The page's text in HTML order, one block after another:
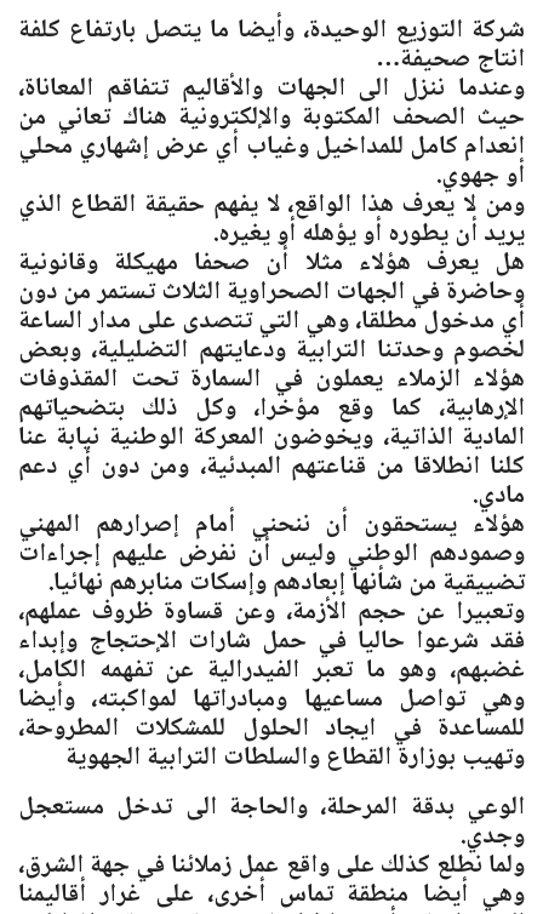
شركة التوزيع الوحيدة، وأيضا ما يتصل بارتفاع كلفة
انتاج صحيفة…
وعندما ننزل الى الجهات والأقاليم تتفاقم المعاناة،
حيث الصحف المكتوبة والإلكترونية هناك تعاني من
انعدام كامل للمداخيل وغياب أي عرض إشهاري محلي
أو جهوي.
ومن لا يعرف هذا الواقع، لا يفهم حقيقة القطاع الذي
يريد أن يطوره أو يؤهله أو يغيره.
هل يعرف هؤلاء مثلا أن صحفا مهيكلة وقانونية
وحاضرة في الجهات الصحراوية الثلاث تستمر من دون
أي مدخول مطلقا، وهي التي تتصدى على مدار الساعة
لخصوم وحدتنا الترابية ودعايتهم التضليلية، وبعض
هؤلاء الزملاء يعملون في السمارة تحت المقذوفات
الإرهابية، كما وقع مؤخرا، وكل ذلك بتضحياتهم
المادية الذاتية، ويخوضون المعركة الوطنية نيابة عنا
كلنا انطلاقا من قناعتهم المبدئية، ومن دون أي دعم
مادي.
هؤلاء يستحقون أن ننحني أمام إصرارهم المهني
وصمودهم الوطني وليس أن نفرض عليهم إجراءات
تضييقية من شأنها إبعادهم وإسكات منابرهم نهائيا.
وتعبيرا عن حجم الأزمة، وعن قساوة ظروف عملهم،
فقد شرعوا حاليا في حمل شارات الإحتجاج وإبداء
غضبهم، وهو ما تعبر الفيدرالية عن تفهمه الكامل،
وهي تواصل مساعيها ومبادراتها لمواكبته، وأيضا
للمساعدة في ايجاد الحلول للمشكلات المطروحة،
وتهيب بوزارة القطاع والسلطات الترابية الجهوية
الوعي بدقة المرحلة، والحاجة الى تدخل مستعجل
وجدي.
ولما نطلع كذلك على واقع عمل زملائنا في جهة الشرق،
وهي أيضا منطقة تماس أخرى، على غرار أقاليمنا